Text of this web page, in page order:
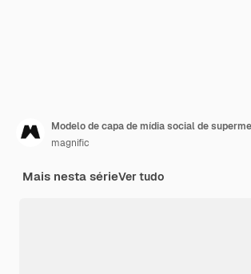
Modelo de capa de mídia social de
magnific
Mais nesta sérieVer tudo